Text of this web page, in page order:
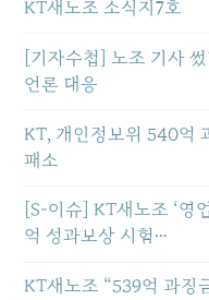
KT새노조 소식지7호
[기자수첩] 노조 기사
언론 대응
KT, 개인정보위 540억
패소
[S-이슈] KT새노조 ‘영
억 성과보상 시험…
KT새노조 “539억 과징